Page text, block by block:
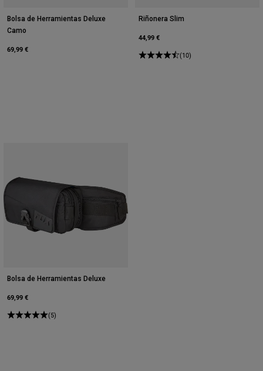
Bolsa de Herramientas Deluxe
Camo
69,99 €
Riñonera Slim
44,99 €
(10)
Bolsa de Herramientas Deluxe
69,99 €
(5)